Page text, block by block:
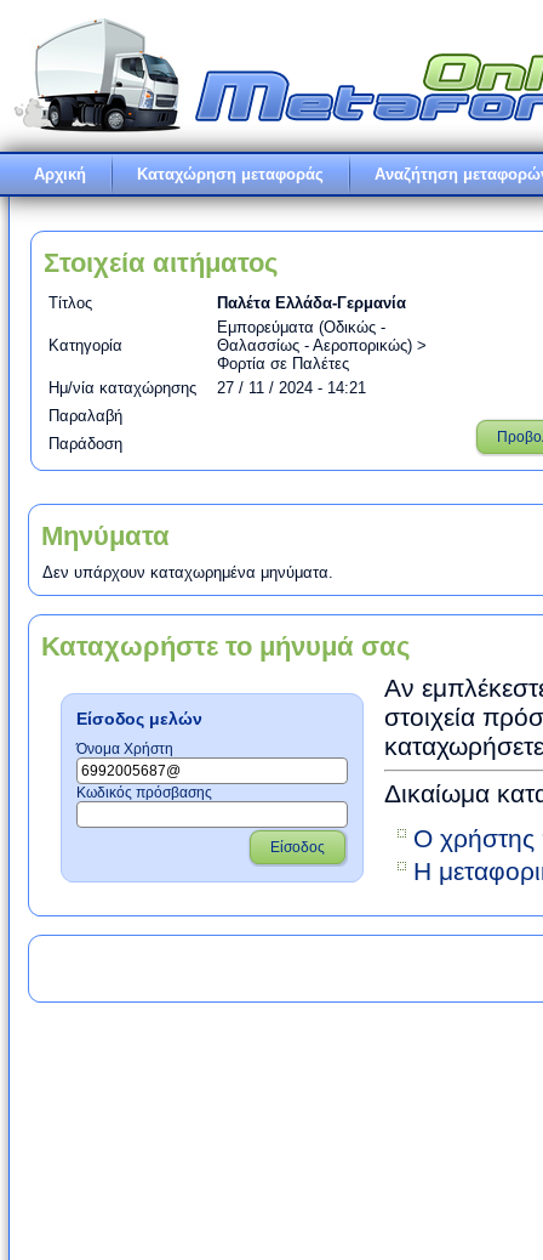
Αρχική Καταχώρηση μεταφοράς Αναζήτηση
Στοιχεία αιτήματος
Τίτλος Παλέτα Ελλάδα-Γερμανία
Κατηγορία
Εμπορεύματα (Oδικώς -
Θαλασσίως - Αεροπορικώς) >
Φορτία σε Παλέτες
Ημ/νία καταχώρησης
27 / 11 / 2024 - 14:21
Παραλαβή
Παράδοση
Μηνύματα
Δεν υπάρχουν καταχωρημένα μηνύματα.
Καταχωρήστε το μήνυμά σας
Είσοδος μελών
Όνομα Χρήστη
Κωδικός πρόσβασης
Είσοδος
Αν
στοιχεία
Δικαίωμα
Ο χρήστης
Η